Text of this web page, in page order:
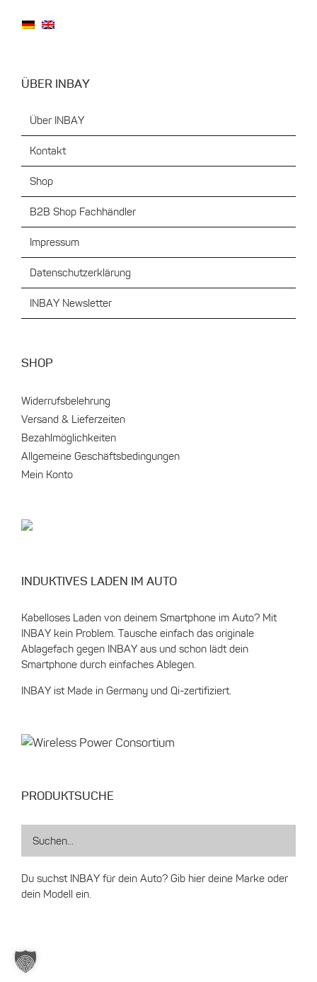
ÜBER INBAY
Über INBAY
Kontakt
Shop
B2B Shop Fachhändler
Impressum
Datenschutzerklärung
INBAY Newsletter
SHOP
Widerrufsbelehrung
Versand & Lieferzeiten
Bezahlmöglichkeiten
Allgemeine Geschäftsbedingungen
Mein Konto
INDUKTIVES LADEN IM AUTO
Kabelloses Laden von deinem Smartphone im Auto? Mit
INBAY kein Problem. Tausche einfach das originale
Ablagefach gegen INBAY aus und schon lädt dein
Smartphone durch einfaches Ablegen.
INBAY ist Made in Germany und Qi-zertifiziert.
PRODUKTSUCHE
Du suchst INBAY für dein Auto? Gib hier deine Marke oder
dein Modell ein.